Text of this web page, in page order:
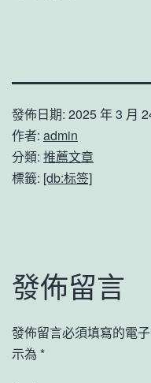
發佈日期: 2025 年 3 月
作者: admin
分類: 推薦文章
標籤: [db:标签]
發佈留言
發佈留言必須填寫的電
示為 *